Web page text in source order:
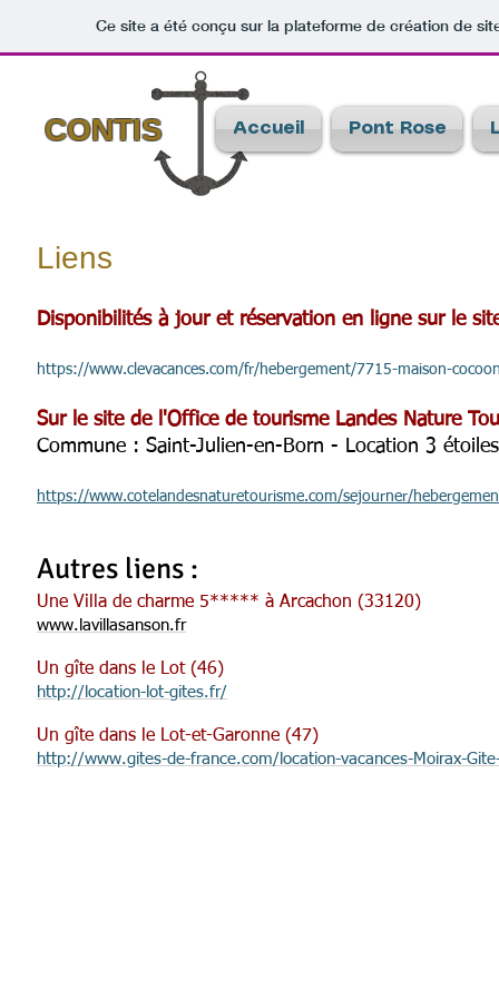
Ce site a été conçu sur la plateforme de création de
CONTIS Accueil Pont Rose
Liens
Disponibilités à jour et réservation en ligne sur le
https://www.clevacances.com/fr/hebergement/7715-maison-
Sur le site de l'Office de tourisme Landes Nature
Commune : Saint-Julien-en-Born - Location 3
https://www.cotelandesnaturetourisme.com/sejourner/
Autres liens :
Une Villa de charme 5***** à Arcachon (33120)
www.lavillasanson.fr
Un gîte dans le Lot (46)
http://location-lot-gites.fr/
Un gîte dans le Lot-et-Garonne (47)
http://www.gites-de-france.com/location-vacances-Moirax-